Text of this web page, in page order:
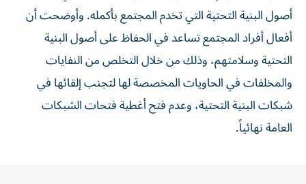
أصول البنية التحتية التي تخدم المجتمع بأكمله. وأوضحت أن
أفعال أفراد المجتمع تساعد في الحفاظ على أصول البنية
التحتية وسلامتهم، وذلك من خلال التخلص من النفايات
والمخلفات في الحاويات المخصصة لها لتجنب إلقائها في
شبكات البنية التحتية، وعدم فتح أغطية فتحات الشبكات
العامة نهائياً.